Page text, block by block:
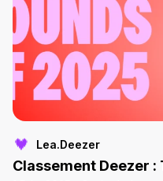
Lea.Deezer
Classement Deezer